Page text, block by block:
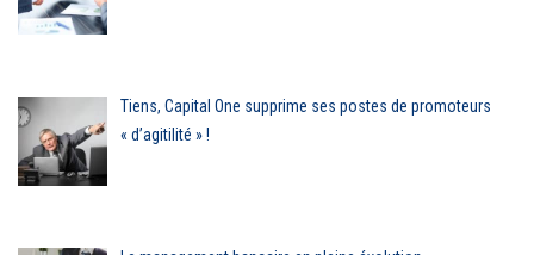
Tiens, Capital One supprime ses postes de promoteurs
« d’agitilité » !